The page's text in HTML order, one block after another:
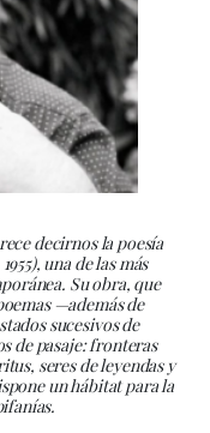
decirnos la poesía
una de las más
Su obra, que
—además de
sucesivos de
de pasaje: fronteras
seres de leyendas y
un hábitat para la